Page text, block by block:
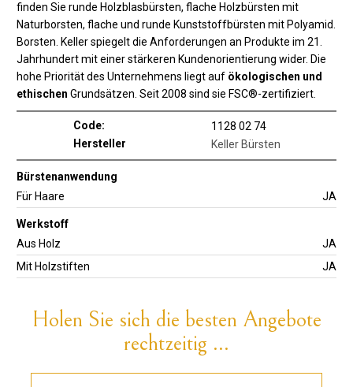
finden Sie runde Holzblasbürsten, flache Holzbürsten mit
Naturborsten, flache und runde Kunststoffbürsten mit Polyamid.
Borsten. Keller spiegelt die Anforderungen an Produkte im 21.
Jahrhundert mit einer stärkeren Kundenorientierung wider. Die
hohe Priorität des Unternehmens liegt auf ökologischen und
ethischen Grundsätzen. Seit 2008 sind sie FSC®-zertifiziert.
Code:
1128 02 74
Hersteller
Keller Bürsten
Bürstenanwendung
Für Haare
JA
Werkstoff
Aus Holz
JA
Mit Holzstiften
JA
Holen Sie sich die besten Angebote
rechtzeitig ...